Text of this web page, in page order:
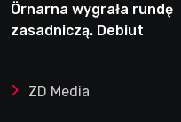
Örnarna wygrała rundę
zasadniczą. Debiut
ZD Media